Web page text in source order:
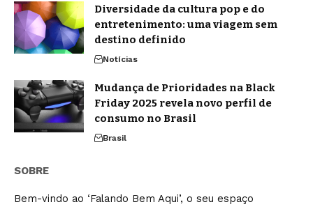
Diversidade da cultura pop e do
entretenimento: uma viagem sem
destino definido
Notícias
Mudança de Prioridades na Black
Friday 2025 revela novo perfil de
consumo no Brasil
Brasil
SOBRE
Bem-vindo ao ‘Falando Bem Aqui’, o seu espaço